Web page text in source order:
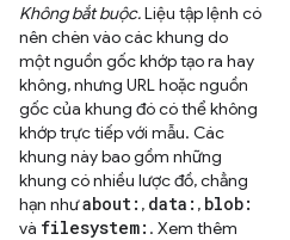
Không bắt buộc.Liệu tập lệnh có
nên chèn vào các khung do
một nguồn gốc khớp tạo ra hay
không, nhưng URL hoặc nguồn
gốc của khung đó có thể không
khớp trực tiếp với mẫu. Các
khung này bao gồm những
khung có nhiều lược đồ, chẳng
hạn nhưabout: , data: , blob:
và filesystem: . Xem thêm